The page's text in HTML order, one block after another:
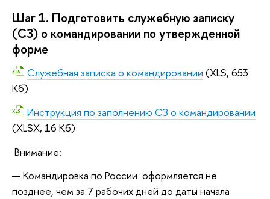
Шаг 1. Подготовить служебную записку
(СЗ) о командировании по утвержденной
форме
Служебная записка о командировании (XLS, 653
Кб)
Инструкция по заполнению СЗ о командировании
(XLSX, 16 Кб)
Внимание:
Командировка по России оформляется не
позднее, чем за 7 рабочих дней до даты начала